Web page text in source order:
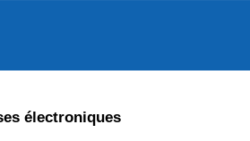
électroniques